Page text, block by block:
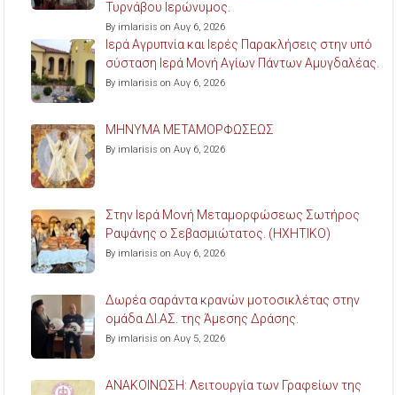
Τυρνάβου Ιερώνυμος.
By imlarisis on Αυγ 6, 2026
Ιερά Αγρυπνία και Ιερές Παρακλήσεις στην υπό
σύσταση Ιερά Μονή Αγίων Πάντων Αμυγδαλέας.
By imlarisis on Αυγ 6, 2026
ΜΗΝΥΜΑ ΜΕΤΑΜΟΡΦΩΣΕΩΣ
By imlarisis on Αυγ 6, 2026
Στην Ιερά Μονή Μεταμορφώσεως Σωτήρος
Ραψάνης ο Σεβασμιώτατος. (ΗΧΗΤΙΚΟ)
By imlarisis on Αυγ 6, 2026
Δωρέα σαράντα κρανών μοτοσικλέτας στην
ομάδα ΔΙ.ΑΣ. της Άμεσης Δράσης.
By imlarisis on Αυγ 5, 2026
ΑΝΑΚΟΙΝΩΣΗ: Λειτουργία των Γραφείων της